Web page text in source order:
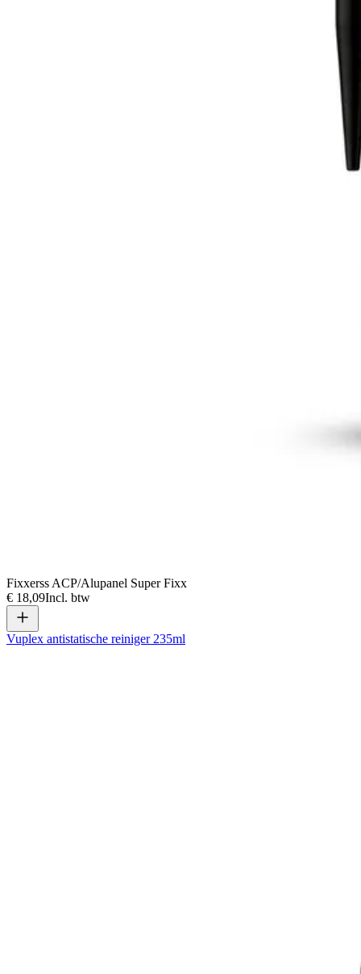
Fixxerss ACP/Alupanel Super Fixx
€ 18,09Incl. btw
Vuplex antistatische reiniger 235ml